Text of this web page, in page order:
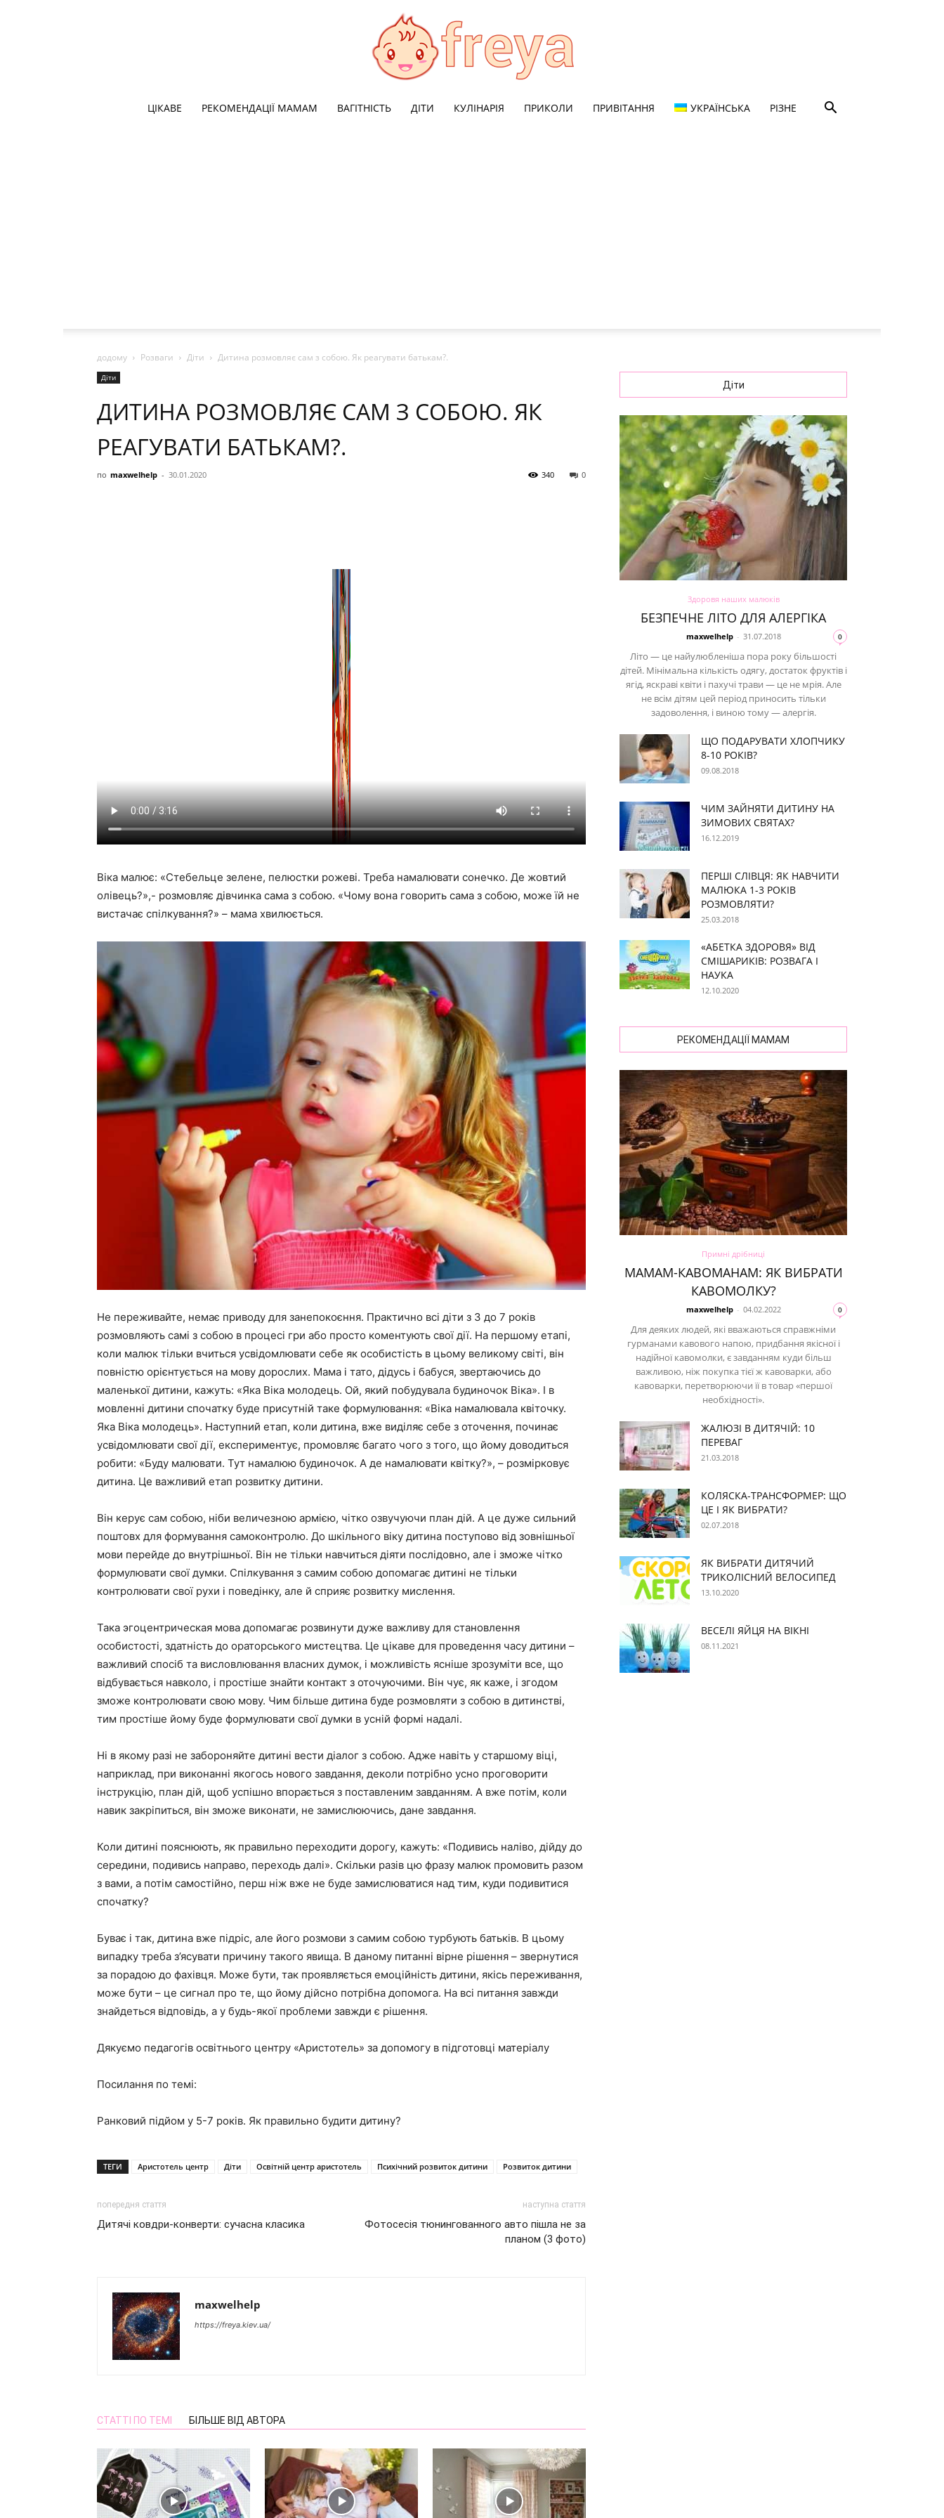
ЦІКАВЕ РЕКОМЕНДАЦІЇ МАМАМ ВАГІТНІСТЬ ДІТИ КУЛІНАРІЯ ПРИКОЛИ ПРИВІТАННЯ УКРАЇНСЬКА РІЗНЕ
додому Розваги Діти Дитина розмовляє сам з собою. Як реагувати батькам?.
Діти
ДИТИНА РОЗМОВЛЯЄ САМ З СОБОЮ. ЯК
РЕАГУВАТИ БАТЬКАМ?.
по maxwelhelp - 30.01.2020 0
340
Віка малює: «Стебельце зелене, пелюстки рожеві. Треба намалювати сонечко. Де жовтий
олівець?»,- розмовляє дівчинка сама з собою. «Чому вона говорить сама з собою, може їй не
вистачає спілкування?» – мама хвилюється.
Не переживайте, немає приводу для занепокоєння. Практично всі діти з 3 до 7 років
розмовляють самі з собою в процесі гри або просто коментують свої дії. На першому етапі,
коли малюк тільки вчиться усвідомлювати себе як особистість в цьому великому світі, він
повністю орієнтується на мову дорослих. Мама і тато, дідусь і бабуся, звертаючись до
маленької дитини, кажуть: «Яка Віка молодець. Ой, який побудувала будиночок Віка». І в
мовленні дитини спочатку буде присутній таке формулювання: «Віка намалювала квіточку.
Яка Віка молодець». Наступний етап, коли дитина, вже виділяє себе з оточення, починає
усвідомлювати свої дії, експериментує, промовляє багато чого з того, що йому доводиться
робити: «Буду малювати. Тут намалюю будиночок. А де намалювати квітку?», – розмірковує
дитина. Це важливий етап розвитку дитини.
Він керує сам собою, ніби величезною армією, чітко озвучуючи план дій. А це дуже сильний
поштовх для формування самоконтролю. До шкільного віку дитина поступово від зовнішньої
мови перейде до внутрішньої. Він не тільки навчиться діяти послідовно, але і зможе чітко
формулювати свої думки. Спілкування з самим собою допомагає дитині не тільки
контролювати свої рухи і поведінку, але й сприяє розвитку мислення.
Така эгоцентрическая мова допомагає розвинути дуже важливу для становлення
особистості, здатність до ораторського мистецтва. Це цікаве для проведення часу дитини –
важливий спосіб та висловлювання власних думок, і можливість ясніше зрозуміти все, що
відбувається навколо, і простіше знайти контакт з оточуючими. Він чує, як каже, і згодом
зможе контролювати свою мову. Чим більше дитина буде розмовляти з собою в дитинстві,
тим простіше йому буде формулювати свої думки в усній формі надалі.
Ні в якому разі не забороняйте дитині вести діалог з собою. Адже навіть у старшому віці,
наприклад, при виконанні якогось нового завдання, деколи потрібно усно проговорити
інструкцію, план дій, щоб успішно впорається з поставленим завданням. А вже потім, коли
навик закріпиться, він зможе виконати, не замислюючись, дане завдання.
Коли дитині пояснюють, як правильно переходити дорогу, кажуть: «Подивись наліво, дійду до
середини, подивись направо, переходь далі». Скільки разів цю фразу малюк промовить разом
з вами, а потім самостійно, перш ніж вже не буде замислюватися над тим, куди подивитися
спочатку?
Буває і так, дитина вже підріс, але його розмови з самим собою турбують батьків. В цьому
випадку треба з’ясувати причину такого явища. В даному питанні вірне рішення – звернутися
за порадою до фахівця. Може бути, так проявляється емоційність дитини, якісь переживання,
може бути – це сигнал про те, що йому дійсно потрібна допомога. На всі питання завжди
знайдеться відповідь, а у будь-якої проблеми завжди є рішення.
Дякуємо педагогів освітнього центру «Аристотель» за допомогу в підготовці матеріалу
Посилання по темі:
Ранковий підйом у 5-7 років. Як правильно будити дитину?
ТЕГИ Аристотель центр Діти Освітній центр аристотель Психічний розвиток дитини Розвиток дитини
попередня стаття
Дитячі ковдри-конверти: сучасна класика
наступна стаття
Фотосесія тюнингованного авто пішла не за
планом (3 фото)
maxwelhelp
https://freya.kiev.ua/
СТАТТІ ПО ТЕМІ БІЛЬШЕ ВІД АВТОРА
Діти
Здоровя наших малюків
БЕЗПЕЧНЕ ЛІТО ДЛЯ АЛЕРГІКА
maxwelhelp - 31.07.2018 0
Літо — це найулюбленіша пора року більшості
дітей. Мінімальна кількість одягу, достаток фруктів і
ягід, яскраві квіти і пахучі трави — це не мрія. Але
не всім дітям цей період приносить тільки
задоволення, і виною тому — алергія.
ЩО ПОДАРУВАТИ ХЛОПЧИКУ
8-10 РОКІВ?
09.08.2018
ЧИМ ЗАЙНЯТИ ДИТИНУ НА
ЗИМОВИХ СВЯТАХ?
16.12.2019
ПЕРШІ СЛІВЦЯ: ЯК НАВЧИТИ
МАЛЮКА 1-3 РОКІВ
РОЗМОВЛЯТИ?
25.03.2018
«АБЕТКА ЗДОРОВЯ» ВІД
СМІШАРИКІВ: РОЗВАГА І
НАУКА
12.10.2020
РЕКОМЕНДАЦІЇ МАМАМ
Примні дрібниці
МАМАМ-КАВОМАНАМ: ЯК ВИБРАТИ
КАВОМОЛКУ?
maxwelhelp - 04.02.2022 0
Для деяких людей, які вважаються справжніми
гурманами кавового напою, придбання якісної і
надійної кавомолки, є завданням куди більш
важливою, ніж покупка тієї ж кавоварки, або
кавоварки, перетворюючи її в товар «першої
необхідності».
ЖАЛЮЗІ В ДИТЯЧІЙ: 10
ПЕРЕВАГ
21.03.2018
КОЛЯСКА-ТРАНСФОРМЕР: ЩО
ЦЕ І ЯК ВИБРАТИ?
02.07.2018
ЯК ВИБРАТИ ДИТЯЧИЙ
ТРИКОЛІСНИЙ ВЕЛОСИПЕД
13.10.2020
ВЕСЕЛІ ЯЙЦЯ НА ВІКНІ
08.11.2021